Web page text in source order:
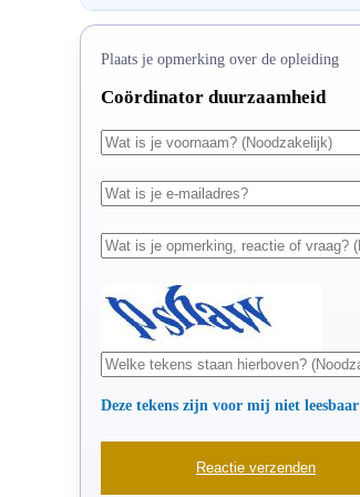
Plaats je opmerking over de opleiding
Coördinator duurzaamheid
Deze tekens zijn voor mij niet leesbaar